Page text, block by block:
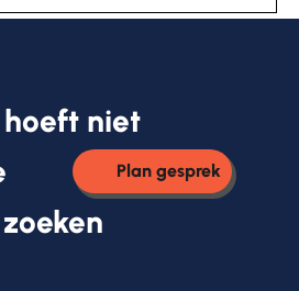
hoeft niet
Plan gesprek
zoeken